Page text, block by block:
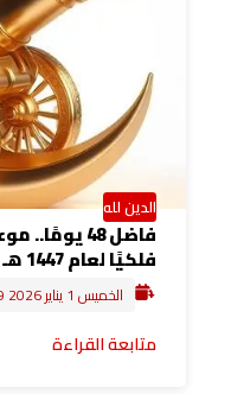
الدين لله
فاضل 48
فلكيًا لعام 1447 هـ
الخميس 1 يناير 2026 2:19 ص
متابعة القراءة